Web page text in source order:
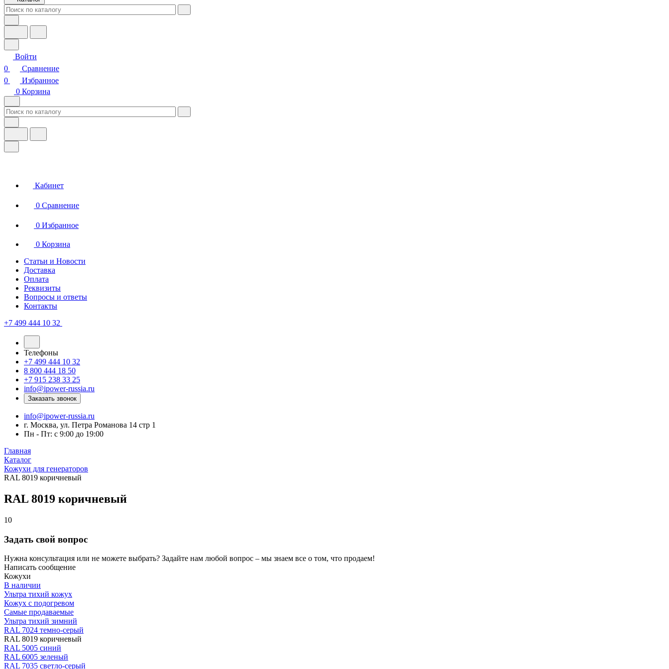
Войти
0
Сравнение
0
Избранное
0 Корзина
Кабинет
0 Сравнение
0 Избранное
0 Корзина
Статьи и Новости
Доставка
Оплата
Реквизиты
Вопросы и ответы
Контакты
+7 499 444 10 32
Телефоны
+7 499 444 10 32
8 800 444 18 50
+7 915 238 33 25
info@ipower-russia.ru
Заказать звонок
info@ipower-russia.ru
г. Москва, ул. Петра Романова 14 стр 1
Пн - Пт: с 9:00 до 19:00
Главная
Каталог
Кожухи для генераторов
RAL 8019 коричневый
RAL 8019 коричневый
10
Задать свой вопрос
Нужна консультация или не можете выбрать? Задайте нам любой вопрос – мы знаем все о том, что продаем!
Написать сообщение
Кожухи
В наличии
Ультра тихий кожух
Кожух с подогревом
Самые продаваемые
Ультра тихий зимний
RAL 7024 темно-серый
RAL 8019 коричневый
RAL 5005 синий
RAL 6005 зеленый
RAL 7035 светло-серый